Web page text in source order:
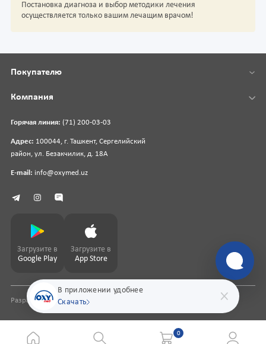
Постановка диагноза и выбор методики лечения
осуществляется только вашим лечащим врачом!
В приложении удобнее
Скачать
Горячая линия: (71) 200-03-03
Адрес: 100044, г. Ташкент, Сергелийский
район, ул. Безакчилик, д. 18А
E-mail: info@oxymed.uz
Покупателю
Компания
Загрузите в
Google Play
Загрузите в
App Store
Разработка сайтаpharmit.uz
0